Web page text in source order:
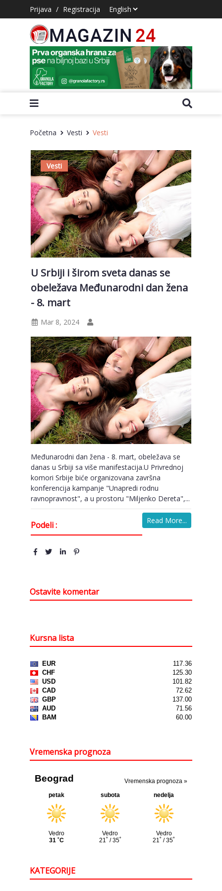
Prijava / Registracija
Početna Vesti Vesti
Vesti
U Srbiji i širom sveta danas se
obeležava Međunarodni dan žena
- 8. mart
Mar 8, 2024
Međunarodni dan žena - 8. mart, obeležava se
danas u Srbiji sa više manifestacija.U Privrednoj
komori Srbije biće organizovana završna
konferencija kampanje "Unapredi rodnu
ravnopravnost", a u prostoru "Miljenko Dereta",...
Read More...
Podeli :
Ostavite komentar
Kursna lista
Vremenska prognoza
KATEGORIJE